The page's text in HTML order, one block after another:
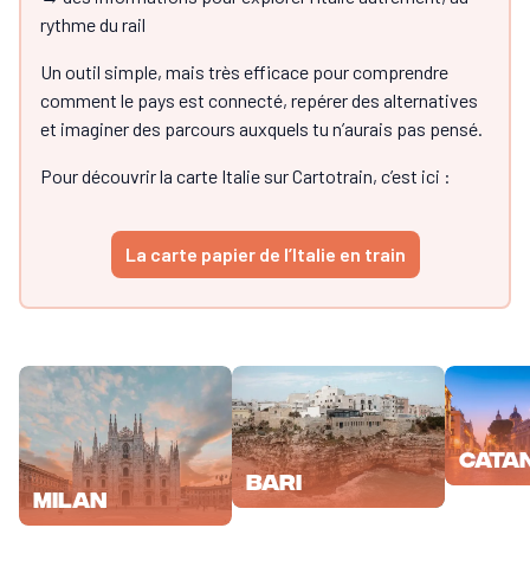
rythme du rail
Un outil simple, mais très efficace pour comprendre
comment le pays est connecté, repérer des alternatives
et imaginer des parcours auxquels tu n’aurais pas pensé.
Pour découvrir la carte Italie sur Cartotrain, c’est ici :
La carte papier de l’Italie en train
Milan
Bari